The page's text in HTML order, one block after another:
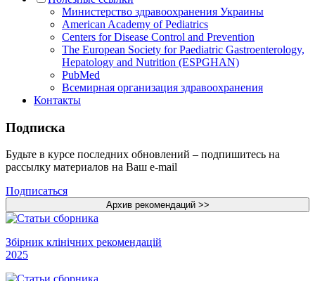
Министерство здравоохранения Украины
American Academy of Pediatrics
Centers for Disease Control and Prevention
The European Society for Paediatric Gastroenterology,
Hepatology and Nutrition (ESPGHAN)
PubMed
Всемирная организация здравоохранения
Контакты
Подписка
Будьте в курсе последних обновлений – подпишитесь на
рассылку материалов на Ваш e-mail
Подписаться
Збірник клінічних рекомендацій
2025